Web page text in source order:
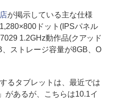
が掲示している主な仕様
ドット(IPSパネル
1.2GHz動作品(クアッド
ストレージ容量が8GB、O
るタブレットは、最近では
があるが、こちらは10.1イ